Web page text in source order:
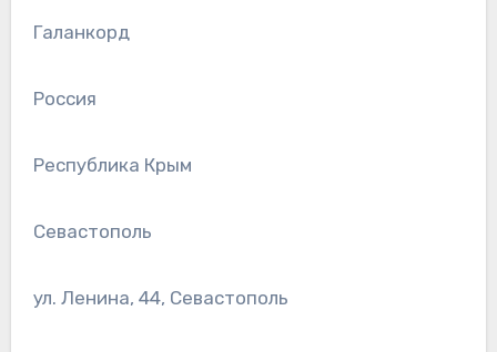
Галанкорд
Россия
Республика Крым
Севастополь
ул. Ленина, 44, Севастополь